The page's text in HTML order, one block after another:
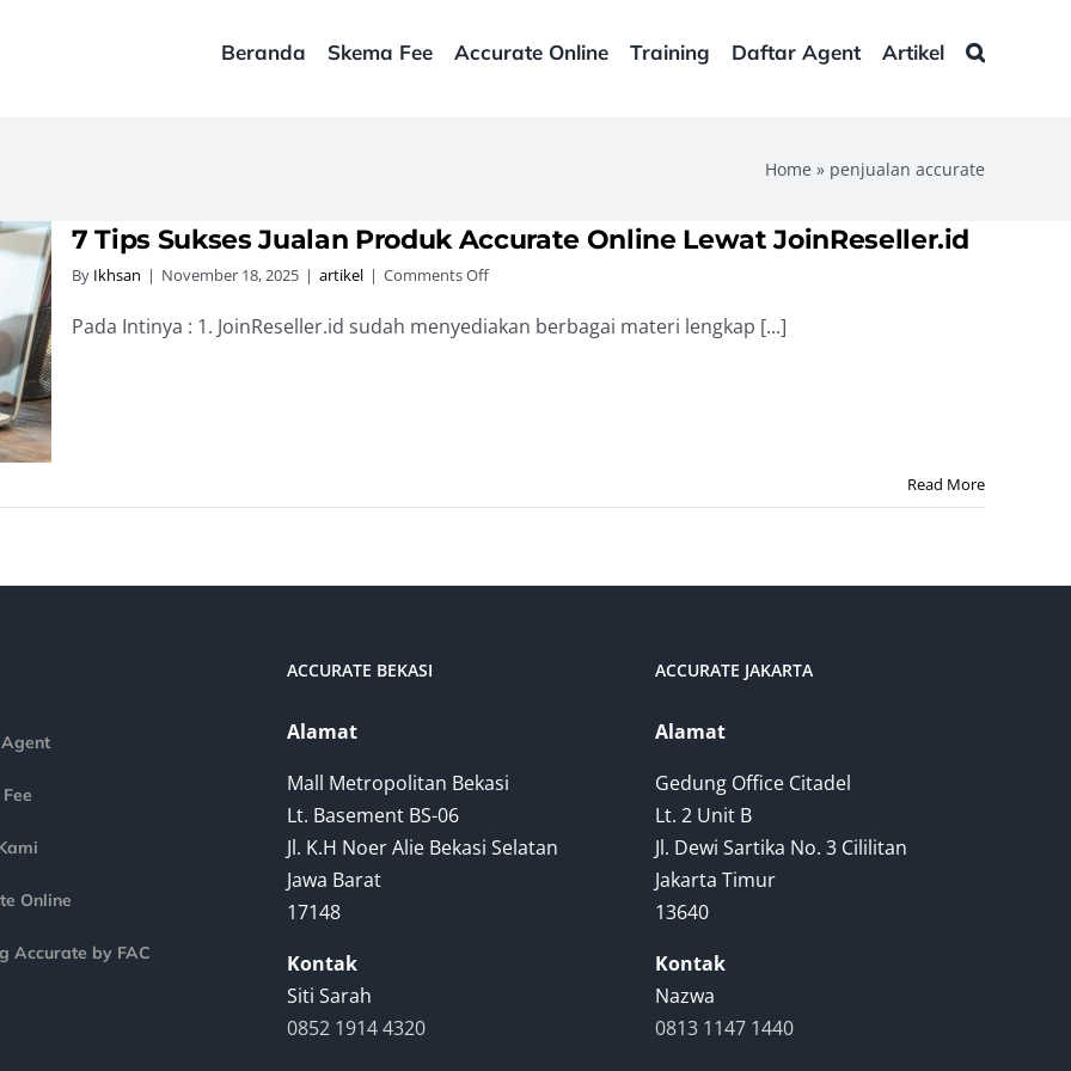
Beranda Skema Fee Accurate Online Training Daftar Agent Artikel
Home » penjualan accurate
7 Tips Sukses Jualan Produk Accurate Online Lewat JoinReseller.id
By Ikhsan | November 18, 2025 | artikel | Comments Offon
Tips
Pada Intinya : 1. JoinReseller.id sudah menyediakan berbagai materi lengkap [...]
Read More
Online
Accurate by FAC
ACCURATE BEKASI
Alamat
Mall Metropolitan Bekasi
Lt. Basement BS-06
Jl. K.H Noer Alie Bekasi Selatan
Jawa Barat
17148
Kontak
Siti Sarah
0852 1914 4320
ACCURATE JAKARTA
Alamat
Gedung Office Citadel
Lt. 2 Unit B
Jl. Dewi Sartika No. 3 Cililitan
Jakarta Timur
13640
Kontak
Nazwa
0813 1147 1440